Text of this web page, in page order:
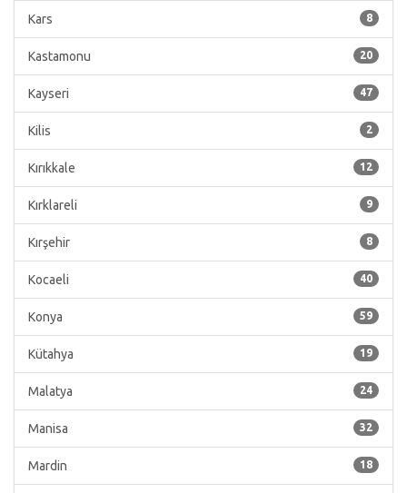
8
Kars
20
Kastamonu
47
Kayseri
2
Kilis
12
Kırıkkale
9
Kırklareli
8
Kırşehir
40
Kocaeli
59
Konya
19
Kütahya
24
Malatya
32
Manisa
18
Mardin